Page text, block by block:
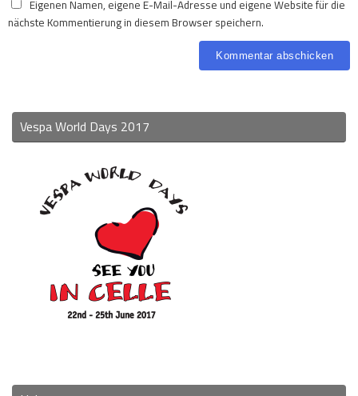
Eigenen Namen, eigene E-Mail-Adresse und eigene Website für die
nächste Kommentierung in diesem Browser speichern.
Vespa World Days 2017